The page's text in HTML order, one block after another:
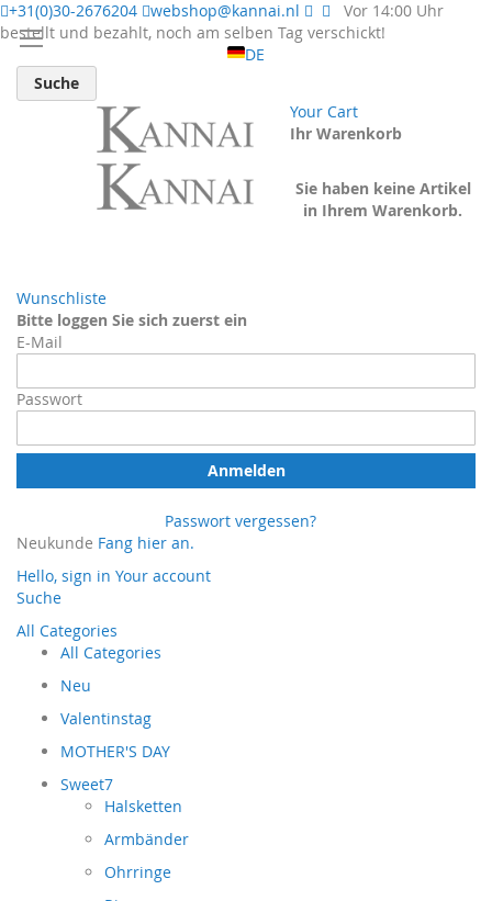
+31(0)30-2676204 webshop@kannai.nl
Vor 14:00 Uhr
bestellt und bezahlt, noch am selben Tag verschickt!
DE
Suche
Your Cart
Ihr Warenkorb
Sie haben keine Artikel
in Ihrem Warenkorb.
Wunschliste
Bitte loggen Sie sich zuerst ein
E-Mail
Passwort
Anmelden
Passwort vergessen?
Neukunde Fang hier an.
Hello, sign in Your account
Suche
All Categories
All Categories
Neu
Valentinstag
MOTHER'S DAY
Sweet7
Halsketten
Armbänder
Ohrringe